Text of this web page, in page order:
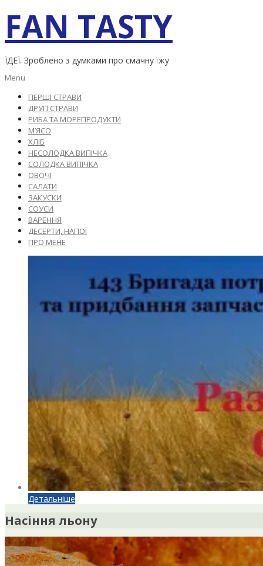
content
FAN TASTY
ЇДЕЇ. Зроблено з думками про смачну їжу
Primary
Menu
Menu
ПЕРШІ СТРАВИ
ДРУГІ СТРАВИ
РИБА ТА МОРЕПРОДУКТИ
М’ЯСО
ХЛІБ
НЕСОЛОДКА ВИПІЧКА
СОЛОДКА ВИПІЧКА
ОВОЧІ
САЛАТИ
ЗАКУСКИ
СОУСИ
ВАРЕННЯ
ДЕСЕРТИ, НАПОЇ
ПРО МЕНЕ
Детальніше
Насіння льону